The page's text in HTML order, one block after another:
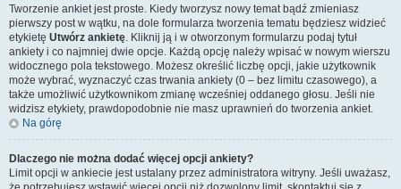
Tworzenie ankiet jest proste. Kiedy tworzysz nowy temat bądź zmieniasz
pierwszy post w wątku, na dole formularza tworzenia tematu będziesz widzieć
etykietę Utwórz ankietę. Kliknij ją i w otworzonym formularzu podaj tytuł
ankiety i co najmniej dwie opcje. Każdą opcję należy wpisać w nowym wierszu
widocznego pola tekstowego. Możesz określić liczbę opcji, jakie użytkownik
może wybrać, wyznaczyć czas trwania ankiety (0 – bez limitu czasowego), a
także umożliwić użytkownikom zmianę wcześniej oddanego głosu. Jeśli nie
widzisz etykiety, prawdopodobnie nie masz uprawnień do tworzenia ankiet.
Na górę
Dlaczego nie można dodać więcej opcji ankiety?
Limit opcji w ankiecie jest ustalany przez administratora witryny. Jeśli uważasz,